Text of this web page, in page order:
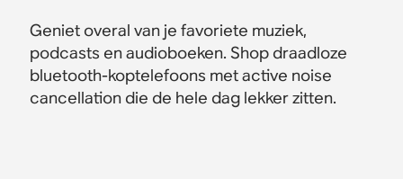
Geniet overal van je favoriete muziek,
podcasts en audioboeken. Shop draadloze
bluetooth-koptelefoons met active noise
cancellation die de hele dag lekker zitten.